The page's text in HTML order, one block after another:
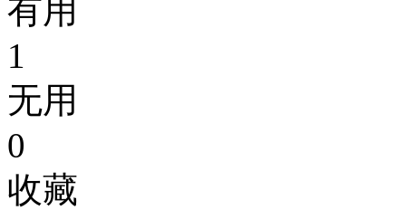
有用
1
无用
0
收藏